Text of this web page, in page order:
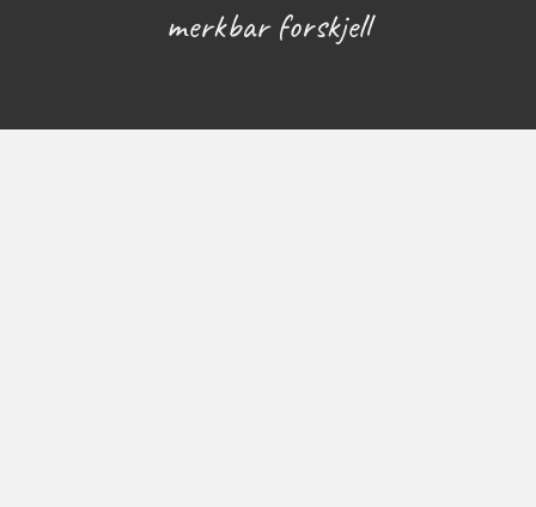
merkbar forskjell